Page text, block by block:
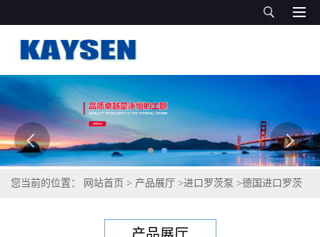
您当前的位置： 网站首页 > 产品展厅 >进口罗茨泵 >德国进口罗茨